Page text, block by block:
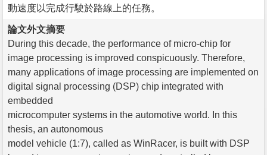
動速度以完成行駛於路線上的任務。
論文外文摘要
During this decade, the performance of micro-chip for
image processing is improved conspicuously. Therefore,
many applications of image processing are implemented on
digital signal processing (DSP) chip integrated with
embedded
microcomputer systems in the automotive world. In this
thesis, an autonomous
model vehicle (1:7), called as WinRacer, is built with DSP